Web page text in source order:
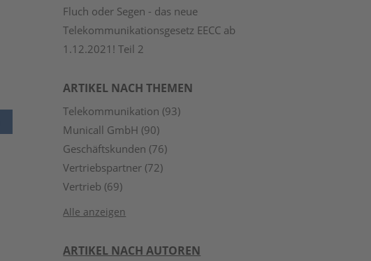
Fluch oder Segen - das neue
Telekommunikationsgesetz EECC ab
1.12.2021! Teil 2
ARTIKEL NACH THEMEN
Telekommunikation (93)
Municall GmbH (90)
Geschäftskunden (76)
Vertriebspartner (72)
Vertrieb (69)
Alle anzeigen
ARTIKEL NACH AUTOREN